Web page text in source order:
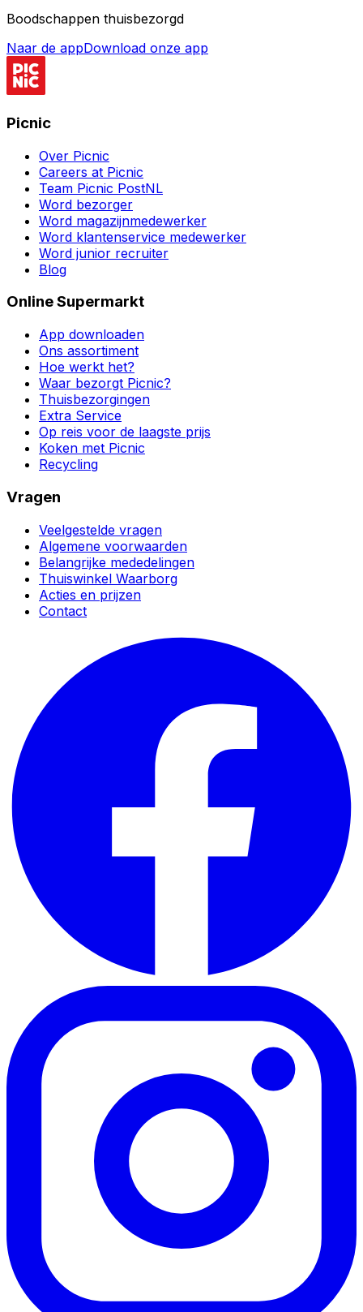
Boodschappen thuisbezorgd
Naar de appDownload onze app
Picnic
Over Picnic
Careers at Picnic
Team Picnic PostNL
Word bezorger
Word magazijnmedewerker
Word klantenservice medewerker
Word junior recruiter
Blog
Online Supermarkt
App downloaden
Ons assortiment
Hoe werkt het?
Waar bezorgt Picnic?
Thuisbezorgingen
Extra Service
Op reis voor de laagste prijs
Koken met Picnic
Recycling
Vragen
Veelgestelde vragen
Algemene voorwaarden
Belangrijke mededelingen
Thuiswinkel Waarborg
Acties en prijzen
Contact